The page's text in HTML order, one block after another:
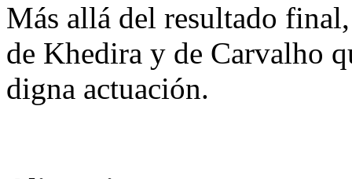
Más allá del resultado
de Khedira y de Carvalho
digna actuación.